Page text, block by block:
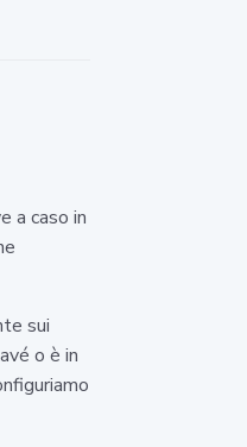
a caso in
sui
o è in